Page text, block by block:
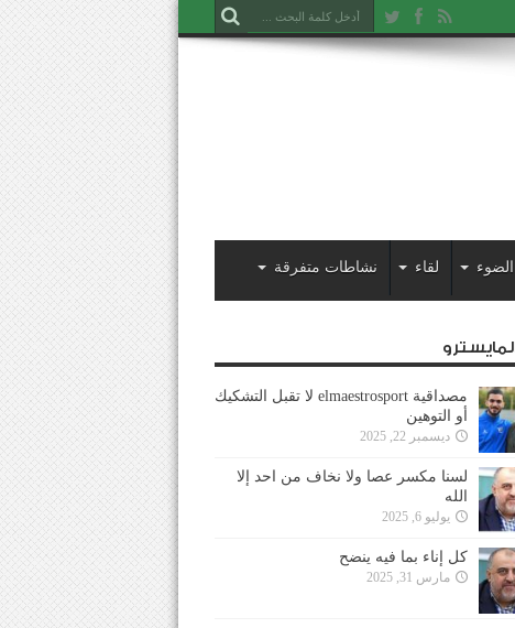
لقاء نشاطات متفرقة
مصداقية elmaestrosport لا تقبل التشكيك
أو التوهين
ديسمبر 22, 2025
لسنا مكسر عصا ولا نخاف من احد إلا
الله
يوليو 6, 2025
كل إناء بما فيه ينضح
مارس 31, 2025